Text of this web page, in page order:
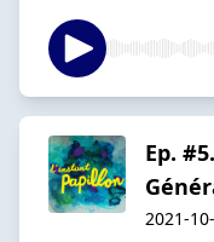
Ep.
2021-